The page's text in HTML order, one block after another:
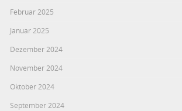
Februar 2025
Januar 2025
Dezember 2024
November 2024
Oktober 2024
September 2024